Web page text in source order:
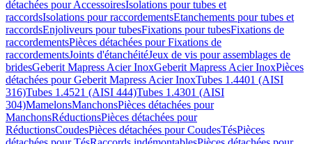
détachées pour AccessoiresIsolations pour tubes et
raccordsIsolations pour raccordementsEtanchements pour tubes et
raccordsEnjoliveurs pour tubesFixations pour tubesFixations de
raccordementsPièces détachées pour Fixations de
raccordementsJoints d'étanchéitéJeux de vis pour assemblages de
bridesGeberit Mapress Acier InoxGeberit Mapress Acier InoxPièces
détachées pour Geberit Mapress Acier InoxTubes 1.4401 (AISI
316)Tubes 1.4521 (AISI 444)Tubes 1.4301 (AISI
304)MamelonsManchonsPièces détachées pour
ManchonsRéductionsPièces détachées pour
RéductionsCoudesPièces détachées pour CoudesTésPièces